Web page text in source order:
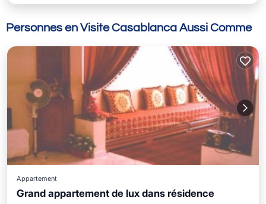
Personnes en Visite Casablanca Aussi Comme
Appartement
Grand appartement de lux dans résidence